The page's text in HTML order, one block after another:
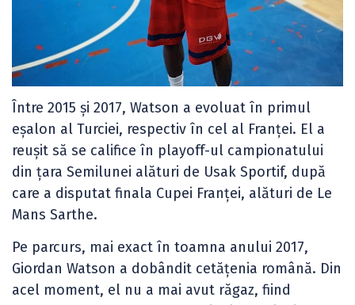
Între 2015 și 2017, Watson a evoluat în primul
eșalon al Turciei, respectiv în cel al Franței. El a
reușit să se califice în playoff-ul campionatului
din țara Semilunei alături de Usak Sportif, după
care a disputat finala Cupei Franței, alături de Le
Mans Sarthe.
Pe parcurs, mai exact în toamna anului 2017,
Giordan Watson a dobândit cetățenia română. Din
acel moment, el nu a mai avut răgaz, fiind